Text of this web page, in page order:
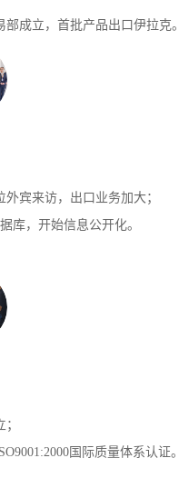
部成⽴，⾸批产品出口伊拉克。
外宾来访，出口业务加⼤；
库，开始信息公开化。
国际质量体系认证。